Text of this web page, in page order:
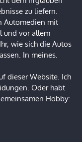
zu liefern.
Automedien mit
und vor allem
wie sich die Autos
In meines.
dieser Website. Ich
Oder habt
Hobby: